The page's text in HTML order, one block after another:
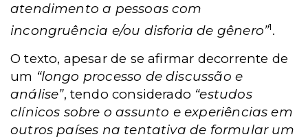
atendimento a pessoas com
incongruência e/ou disforia de gênero”1.
O texto, apesar de se afirmar decorrente de
um “longo processo de discussão e
análise”, tendo considerado “estudos
clínicos sobre o assunto e experiências em
outros países na tentativa de formular um